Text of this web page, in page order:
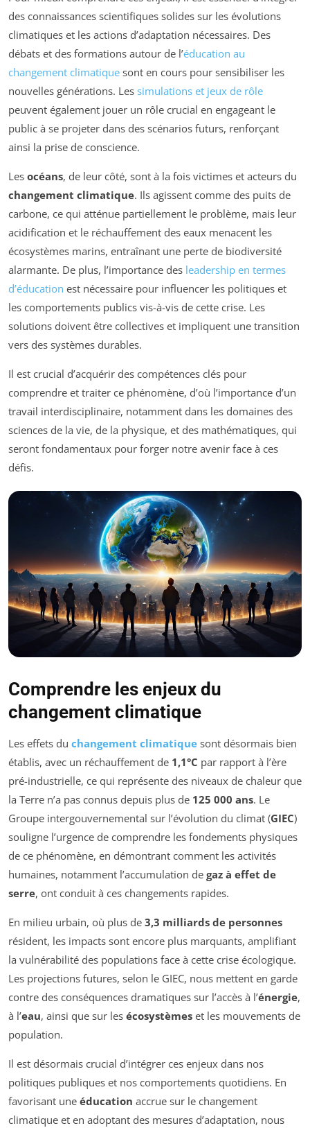
des connaissances scientifiques solides sur les évolutions
climatiques et les actions d’adaptation nécessaires. Des
débats et des formations autour de l’éducation au
changement climatique sont en cours pour sensibiliser les
nouvelles générations. Les simulations et jeux de rôle
peuvent également jouer un rôle crucial en engageant le
public à se projeter dans des scénarios futurs, renforçant
ainsi la prise de conscience.
Les océans, de leur côté, sont à la fois victimes et acteurs du
changement climatique. Ils agissent comme des puits de
carbone, ce qui atténue partiellement le problème, mais leur
acidification et le réchauffement des eaux menacent les
écosystèmes marins, entraînant une perte de biodiversité
alarmante. De plus, l’importance des leadership en termes
d’éducation est nécessaire pour influencer les politiques et
les comportements publics vis-à-vis de cette crise. Les
solutions doivent être collectives et impliquent une transition
vers des systèmes durables.
Il est crucial d’acquérir des compétences clés pour
comprendre et traiter ce phénomène, d’où l’importance d’un
travail interdisciplinaire, notamment dans les domaines des
sciences de la vie, de la physique, et des mathématiques, qui
seront fondamentaux pour forger notre avenir face à ces
défis.
Comprendre les enjeux du
changement climatique
Les effets du changement climatique sont désormais bien
établis, avec un réchauffement de 1,1°C par rapport à l’ère
pré-industrielle, ce qui représente des niveaux de chaleur que
la Terre n’a pas connus depuis plus de 125 000 ans. Le
Groupe intergouvernemental sur l’évolution du climat (GIEC)
souligne l’urgence de comprendre les fondements physiques
de ce phénomène, en démontrant comment les activités
humaines, notamment l’accumulation de gaz à effet de
serre, ont conduit à ces changements rapides.
En milieu urbain, où plus de 3,3 milliards de personnes
résident, les impacts sont encore plus marquants, amplifiant
la vulnérabilité des populations face à cette crise écologique.
Les projections futures, selon le GIEC, nous mettent en garde
contre des conséquences dramatiques sur l’accès à l’énergie,
à l’eau, ainsi que sur les écosystèmes et les mouvements de
population.
Il est désormais crucial d’intégrer ces enjeux dans nos
politiques publiques et nos comportements quotidiens. En
favorisant une éducation accrue sur le changement
climatique et en adoptant des mesures d’adaptation, nous